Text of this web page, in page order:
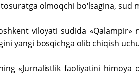
olmoqchi bo‘lsagina,
viloyati sudida
yangi bosqichga olib chiqish
«Jurnalistlik faoliyatini